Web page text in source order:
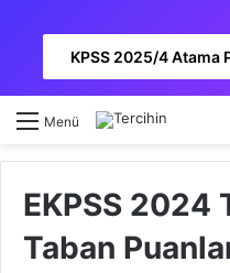
KPSS 2025/4 Atama
Menü
EKPSS 2024
Taban